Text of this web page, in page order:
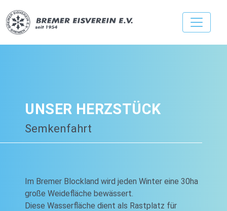
UNSER HERZSTÜCK
Semkenfahrt
Im Bremer Blockland wird jeden Winter eine 30ha
große Weidefläche bewässert.
Diese Wasserfläche dient als Rastplatz für